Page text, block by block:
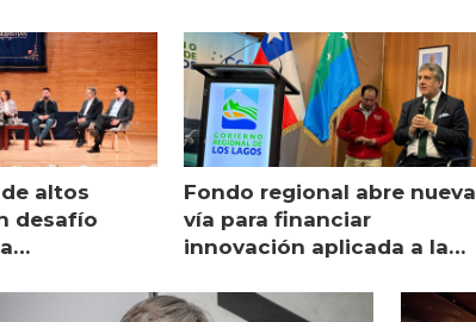
altos
desafío
Fondo regional abre nueva
vía para financiar
innovación aplicada a la